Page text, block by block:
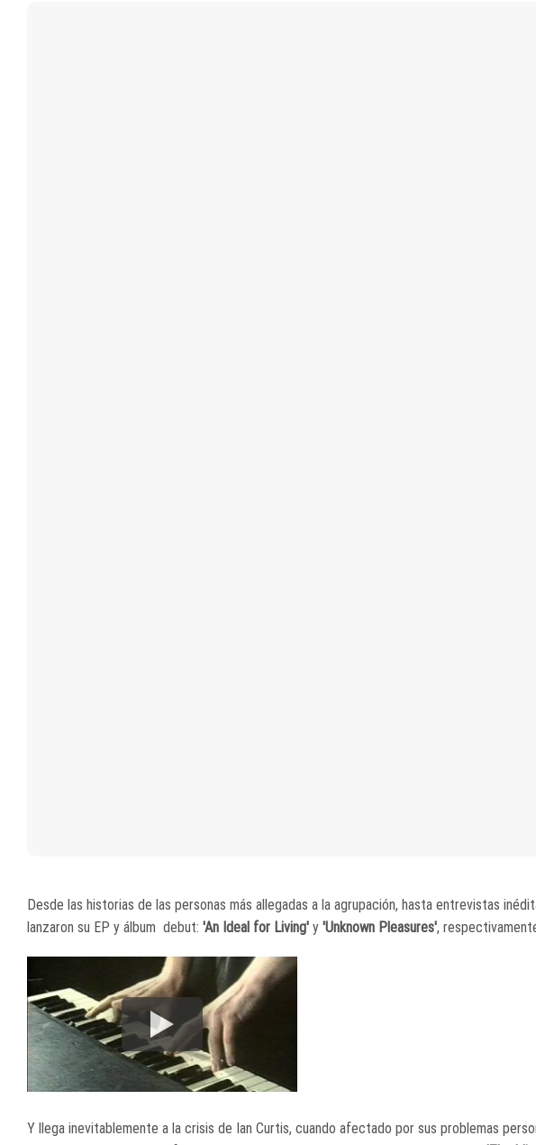
Desde las historias de las personas más allegadas a la agrupación, hasta entrevistas
lanzaron su EP y álbum debut: 'An Ideal for Living' y 'Unknown Pleasures',
Y llega inevitablemente a la crisis de Ian Curtis, cuando afectado por sus problemas